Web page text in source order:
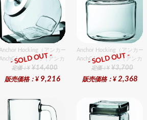
ング） ストレートジャーSS 2個入りセット
キング）
Anchor Hocking（アンカーホッキング） ガロンジャーM 6
AnchOR HockinG（アンカーホッキング）
定価：¥ ¥14,400
販売価格：¥ 9,216
- SOLD OUT -
Anchor Hocking（アンカー
AnchOR HockinG（アンカ
定価：¥ ¥3,700
販売価格：¥ 2,368
- SOLD OUT -